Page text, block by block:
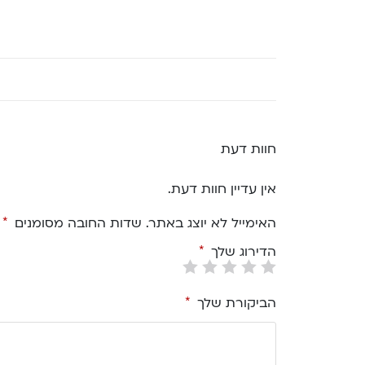
חוות דעת
אין עדיין חוות דעת.
האימייל לא יוצג באתר. שדות החובה מסומנים *
הדירוג שלך *
הביקורת שלך *